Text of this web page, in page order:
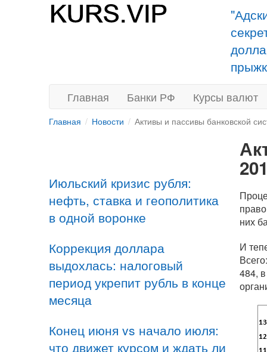
Главная Банки РФ Курсы валют
Главная Новости Активы и пассивы банковской
Июльский кризис рубля:
нефть, ставка и геополитика
в одной воронке
Коррекция доллара
выдохлась: налоговый
период укрепит рубль в конце
месяца
Конец июня vs начало июля:
что движет курсом и ждать ли
них
И
484,